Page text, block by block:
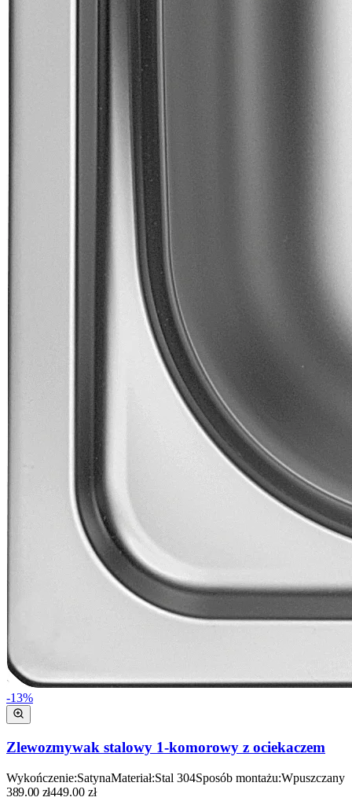
-13%
Zlewozmywak stalowy 1-komorowy z ociekaczem
Wykończenie:SatynaMateriał:Stal 304Sposób montażu:Wpuszczany
389.00 zł449.00 zł